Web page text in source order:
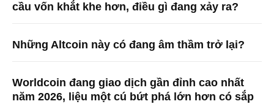
cầu vốn khắt khe hơn, điều gì đang xảy ra?
Những Altcoin này có đang âm thầm trở lại?
Worldcoin đang giao dịch gần đỉnh cao nhất
năm 2026, liệu một cú bứt phá lớn hơn có sắp